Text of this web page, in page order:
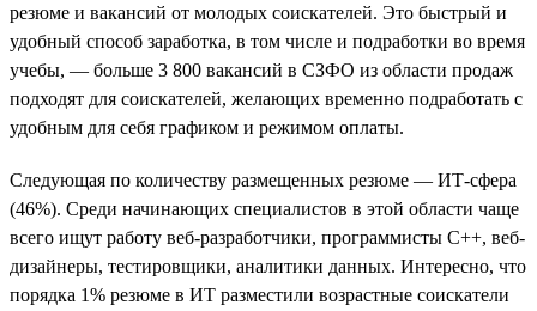
резюме и вакансий от молодых соискателей. Это быстрый и
удобный способ заработка, в том числе и подработки во время
учебы, — больше 3 800 вакансий в СЗФО из области продаж
подходят для соискателей, желающих временно подработать с
удобным для себя графиком и режимом оплаты.
Следующая по количеству размещенных резюме — ИТ-сфера
(46%). Среди начинающих специалистов в этой области чаще
всего ищут работу веб-разработчики, программисты C++, веб-
дизайнеры, тестировщики, аналитики данных. Интересно, что
порядка 1% резюме в ИТ разместили возрастные соискатели